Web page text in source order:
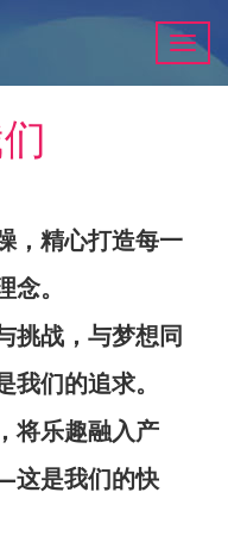
，精心打造每一
。
挑战，与梦想同
们的追求。
将乐趣融入产
这是我们的快